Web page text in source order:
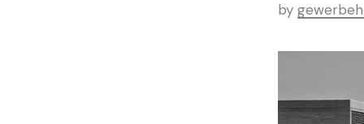
by